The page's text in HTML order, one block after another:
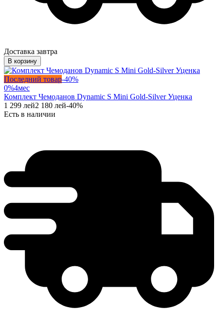
Доставка завтра
В корзину
Последний товар-40%
0%4мес
Комплект Чемоданов Dynamic S Mini Gold-Silver Уценка
1 299 лей2 180 лей-40%
Есть в наличии